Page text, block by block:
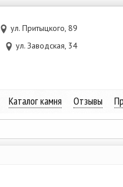
ул. Притыцкого, 89
ул. Заводская, 34
Каталог камня Отзывы